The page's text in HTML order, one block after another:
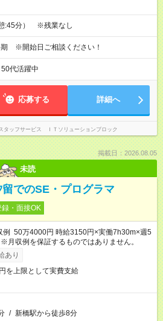
:45分） ※残業なし
期 ※開始日ご相談ください！
代活躍中
応募する 詳細へ
タッフサービス ＩＴソリューションブロック
掲載日：2026.08.05
未読
留でのSE・プログラマ
録・面接OK
50万4000円 時給3150円×実働7h30m×週5
月収例を保証するものではありません。
あり
を上限として実費支給
/ 新橋駅から徒歩8分